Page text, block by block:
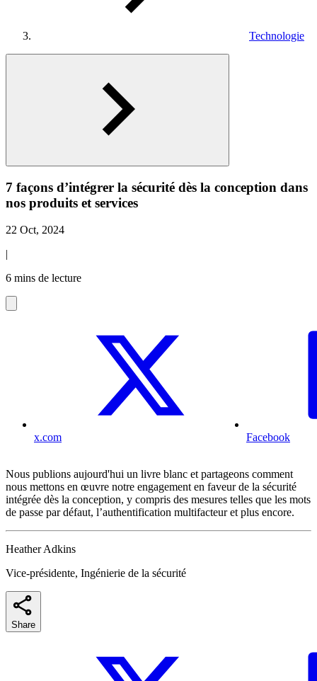
Technologie
7 façons d’intégrer la sécurité dès la conception dans
nos produits et services
22 Oct, 2024
|
6 mins de lecture
x.com Facebook
Nous publions aujourd'hui un livre blanc et partageons comment
nous mettons en œuvre notre engagement en faveur de la sécurité
intégrée dès la conception, y compris des mesures telles que les mots
de passe par défaut, l’authentification multifacteur et plus encore.
Heather Adkins
Vice-présidente, Ingénierie de la sécurité
Share